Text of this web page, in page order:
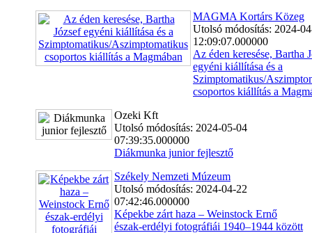
MAGMA Kortárs Közeg
Utolsó módosítás: 2024-
12:09:07.000000
Az éden keresése, Bartha
egyéni kiállítása és a
Szimptomatikus/
csoportos kiállítás a
Ozeki Kft
Utolsó módosítás: 2024-05-04
07:39:35.000000
Diákmunka junior fejlesztő
Székely Nemzeti Múzeum
Utolsó módosítás: 2024-04-22
07:42:46.000000
Képekbe zárt haza – Weinstock Ernő
észak-erdélyi fotográfiái 1940–1944 között